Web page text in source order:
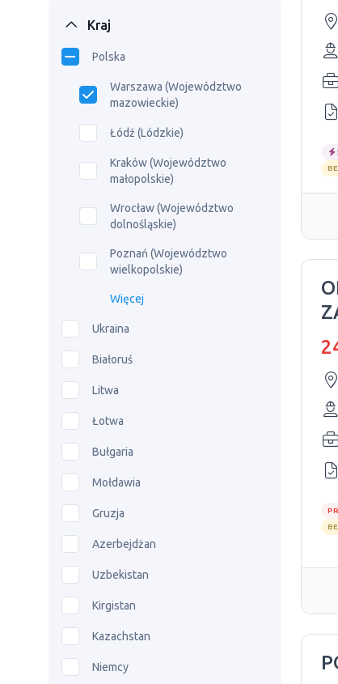
Kraj
Polska
Warszawa (Województwo
mazowieckie)
Łódź (Lódzkie)
Kraków (Województwo
małopolskie)
Wrocław (Województwo
dolnośląskie)
Poznań (Województwo
wielkopolskie)
Więcej
Ukraina
Białoruś
Litwa
Łotwa
Bułgaria
Mołdawia
Gruzja
Azerbejdżan
Uzbekistan
Kirgistan
Kazachstan
Niemcy